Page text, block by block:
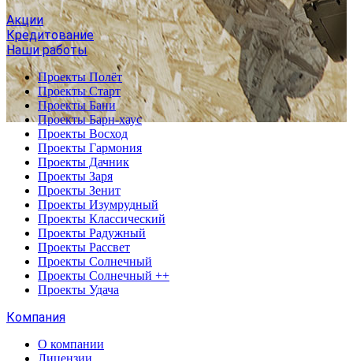
Акции
Кредитование
Наши работы
Проекты Полёт
Проекты Старт
Проекты Бани
Проекты Барн-хаус
Проекты Восход
Проекты Гармония
Проекты Дачник
Проекты Заря
Проекты Зенит
Проекты Изумрудный
Проекты Классический
Проекты Радужный
Проекты Рассвет
Проекты Солнечный
Проекты Солнечный ++
Проекты Удача
Компания
О компании
Лицензии